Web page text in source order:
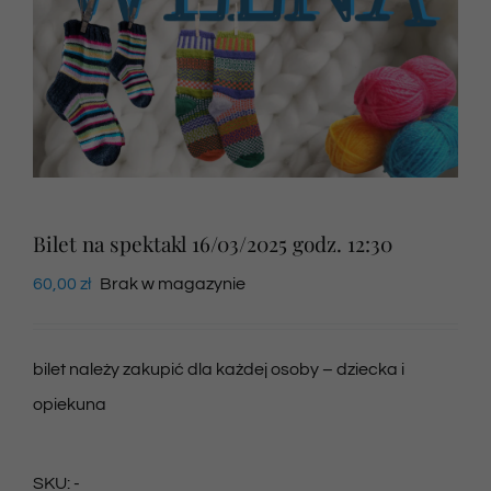
Newsletter
SKLEP VOD
Bilet na spektakl 16/03/2025 godz. 12:30
60,00 zł Brak w magazynie
bilet należy zakupić dla każdej osoby – dziecka i
opiekuna
SKU: -